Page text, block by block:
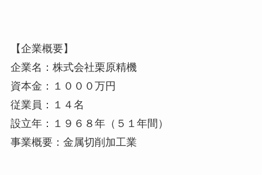
【企業概要】
企業名：株式会社栗原精機
資本金：１０００万円
従業員：１４名
設立年：１９６８年（５１年間）
事業概要：金属切削加工業